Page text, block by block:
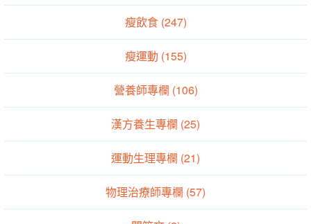
瘦飲食 (247)
瘦運動 (155)
營養師專欄 (106)
漢方養生專欄 (25)
運動生理專欄 (21)
物理治療師專欄 (57)